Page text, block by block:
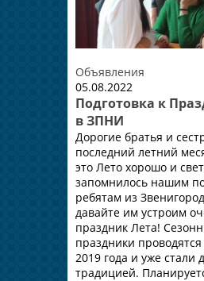
Объявления
05.08.2022
Подготовка к
в ЗПНИ
Дорогие братья и
последний летний
это Лето хорошо и
запомнилось нашим
ребятам из
давайте им устроим
праздник Лета!
праздники
2019 года и уже стали
традицией.